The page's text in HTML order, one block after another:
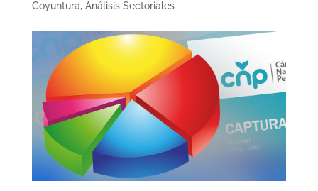
Coyuntura, Análisis Sectoriales